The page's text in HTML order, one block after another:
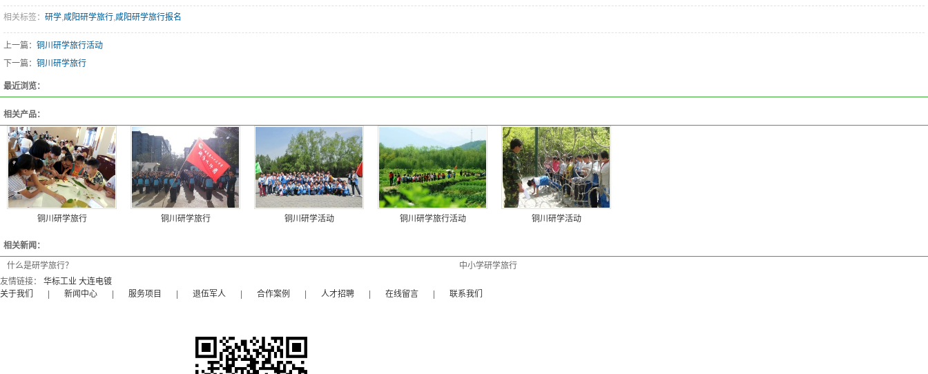
相关标签： 研学,咸阳研学旅行,咸阳研学旅行报名
上一篇： 铜川研学旅行活动
下一篇： 铜川研学旅行
最近浏览：
相关产品：
铜川研学旅行 铜川研学旅行 铜川研学活动 铜川研学旅行活动 铜川研学活动
相关新闻：
什么是研学旅行？
中小学研学旅行
友情链接： 华标工业 大连电镀
关于我们
新闻中心 服务项目 退伍军人 合作案例 人才招聘 在线留言 联系我们